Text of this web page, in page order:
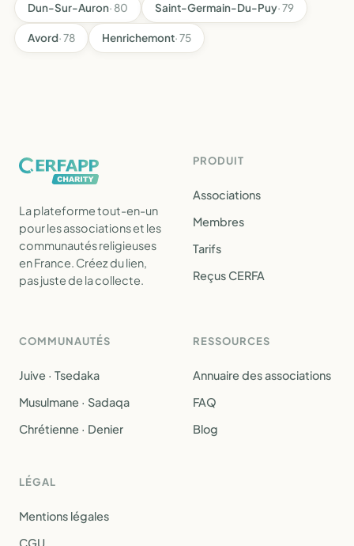
Dun-Sur-Auron· 80 Saint-Germain-Du-Puy· 79
Avord· 78 Henrichemont· 75
La plateforme tout-en-un
pour les associations et les
communautés religieuses
en France. Créez du lien,
pas juste de la collecte.
PRODUIT
Associations
Membres
Tarifs
Reçus CERFA
COMMUNAUTÉS
Juive · Tsedaka
Musulmane · Sadaqa
Chrétienne · Denier
RESSOURCES
Annuaire des associations
FAQ
Blog
LÉGAL
Mentions légales
CGU